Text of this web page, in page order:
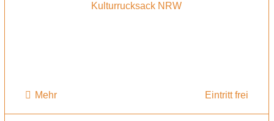
Kulturrucksack NRW
Mehr Eintritt frei